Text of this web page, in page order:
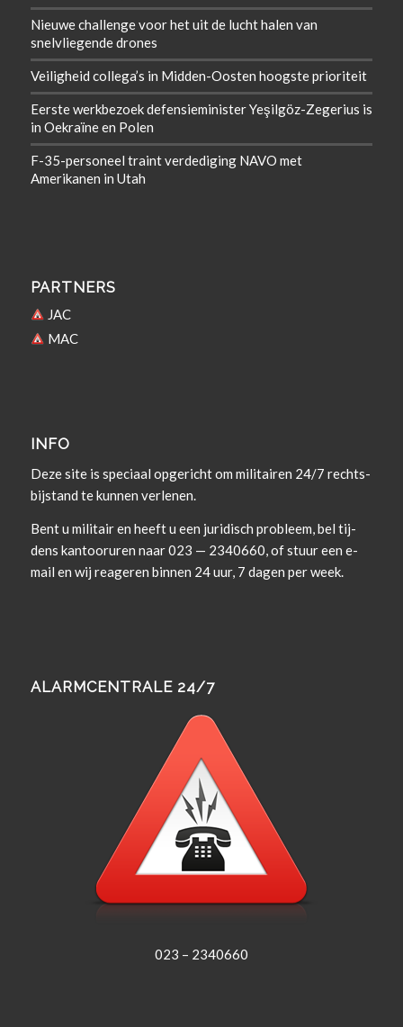
Nieuwe challenge voor het uit de lucht halen van
snelvliegende drones
Veiligheid collega’s in Midden-Oosten hoogste prioriteit
Eerste werkbezoek defensieminister Yeşilgöz-Zegerius is
in Oekraïne en Polen
F-35-personeel traint verdediging NAVO met
Amerikanen in Utah
PARTNERS
JAC
MAC
INFO
Deze site is spe­ci­aal opgericht om militairen 24/7 rechts­
bi­j­s­tand te kun­nen verlenen.
Bent u militair en heeft u een juridisch prob­leem, bel tij­
dens kan­tooruren naar 023 — 2340660, of stuur een e-
mail en wij rea­geren bin­nen 24 uur, 7 dagen per week.
ALARMCENTRALE 24/7
023 – 2340660